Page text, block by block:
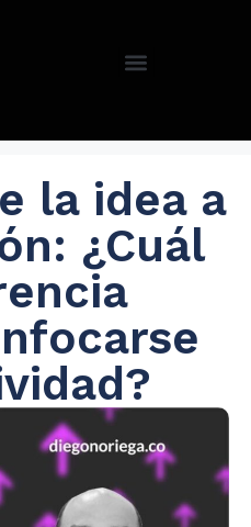
la idea a
¿Cuál